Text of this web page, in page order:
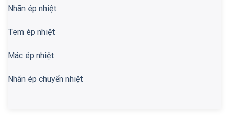
Nhãn ép nhiệt
Tem ép nhiệt
Mác ép nhiệt
Nhãn ép chuyển nhiệt